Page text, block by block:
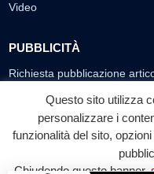
Video
PUBBLICITÀ
Richiesta pubblicazione
SEGUICI SUI SOCIAL
f
Facebook
Questo sito utilizza
personalizzare i
funzionalità del sito,
Chiudendo questo